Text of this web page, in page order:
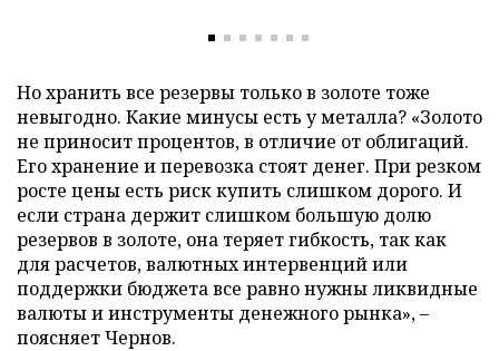
Но хранить все резервы только в золоте тоже
невыгодно. Какие минусы есть у металла? «Золото
не приносит процентов, в отличие от облигаций.
Его хранение и перевозка стоят денег. При резком
росте цены есть риск купить слишком дорого. И
если страна держит слишком большую долю
резервов в золоте, она теряет гибкость, так как
для расчетов, валютных интервенций или
поддержки бюджета все равно нужны ликвидные
валюты и инструменты денежного рынка», –
поясняет Чернов.